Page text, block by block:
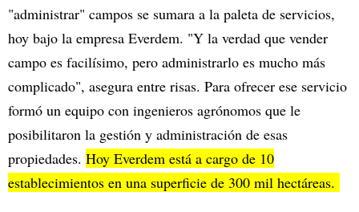
"administrar" campos se sumara a la paleta de servicios,
hoy bajo la empresa Everdem. "Y la verdad que vender
campo es facilísimo, pero administrarlo es mucho más
complicado", asegura entre risas. Para ofrecer ese servicio
formó un equipo con ingenieros agrónomos que le
posibilitaron la gestión y administración de esas
propiedades. Hoy Everdem está a cargo de 10
establecimientos en una superficie de 300 mil hectáreas.